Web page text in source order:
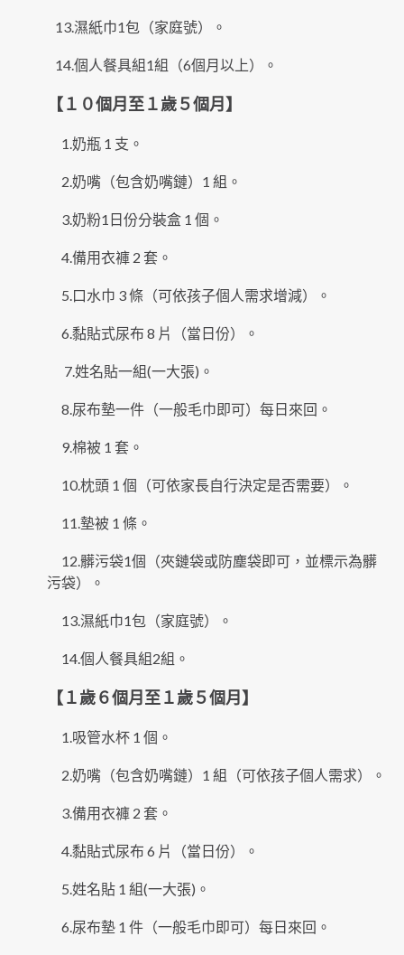
13.濕紙巾1包（家庭號）。
14.個人餐具組1組（6個月以上）。
【１０個月至１歲５個月】
1.奶瓶 1 支。
2.奶嘴（包含奶嘴鏈）1 組。
3.奶粉1日份分裝盒 1 個。
4.備用衣褲 2 套。
5.口水巾 3 條（可依孩子個人需求增減）。
6.黏貼式尿布 8 片（當日份）。
7.姓名貼一組(一大張)。
8.尿布墊一件（一般毛巾即可）每日來回。
9.棉被 1 套。
10.枕頭 1 個（可依家長自行決定是否需要）。
11.墊被 1 條。
12.髒污袋1個（夾鏈袋或防塵袋即可，並標示為髒
污袋）。
13.濕紙巾1包（家庭號）。
14.個人餐具組2組。
【１歲６個月至１歲５個月】
1.吸管水杯 1 個。
2.奶嘴（包含奶嘴鏈）1 組（可依孩子個人需求）。
3.備用衣褲 2 套。
4.黏貼式尿布 6 片（當日份）。
5.姓名貼 1 組(一大張)。
6.尿布墊 1 件（一般毛巾即可）每日來回。